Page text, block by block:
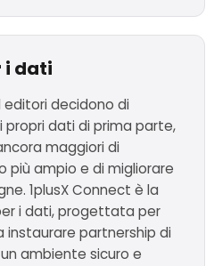
i dati
editori decidono di
propri dati di prima parte,
maggiori di
più ampio e di migliorare
1plusX Connect è la
i dati, progettata per
instaurare partnership di
ambiente sicuro e